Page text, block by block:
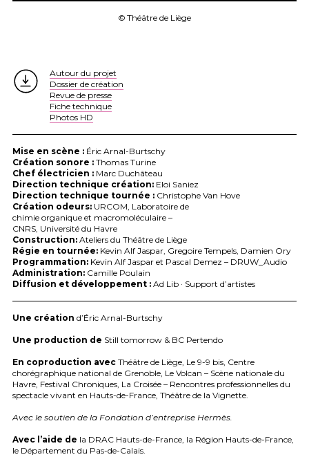
© Théâtre de Liège
Autour du projet
Dossier de création
Revue de presse
Fiche technique
Photos HD
Mise en scène :Éric Arnal-Burtschy
Création sonore :Thomas Turine
Chef électricien :Marc Duchâteau
Direction technique création:Eloi Saniez
Direction technique tournée :Christophe Van Hove
Création odeurs: URCOM , Laboratoire de
chimie organique et macromoléculaire –
CNRS, Université du Havre
Construction:Ateliers du Théâtre de Liège
Régie en tournée:Kevin Alf Jaspar, Gregoire Tempels, Damien Ory
Programmation:Kevin Alf Jaspar et Pascal Demez – DRUW_Audio
Administration:Camille Poulain
Diffusion et développement :Ad Lib · Support d’artistes
Une création d’Éric Arnal-Burtschy
Une production de Still tomorrow & BC Pertendo
En coproduction avecThéâtre de Liège, Le 9-9 bis, Centre
chorégraphique national de Grenoble, Le Volcan – Scène nationale du
Havre, Festival Chroniques, La Croisée – Rencontres professionnelles du
spectacle vivant en Hauts-de-France, Théâtre de la Vignette.
Avec le soutien de la Fondation d’entreprise Hermès.
Avec l’aide de la DRACHauts-de-France, la Région Hauts-de-France,
le Département du Pas-de-Calais.